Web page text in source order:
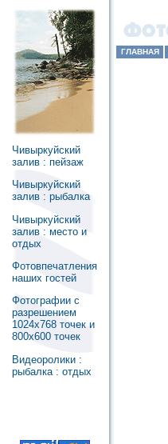
Чивыркуйский
залив : пейзаж
Чивыркуйский
залив : рыбалка
Чивыркуйский
залив : место и
отдых
Фотовпечатления
наших гостей
Фотографии с
разрешением
1024x768 точек и
800x600 точек
Видеоролики :
рыбалка : отдых
ГЛАВНАЯ